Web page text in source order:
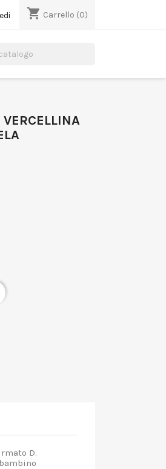
shopping_cart Carrello (0)
D.